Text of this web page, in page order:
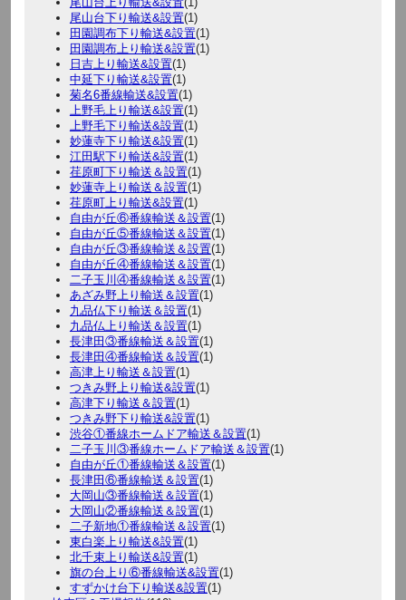
尾山台下り輸送&設置(1)
田園調布下り輸送&設置(1)
田園調布上り輸送&設置(1)
日吉上り輸送&設置(1)
中延下り輸送&設置(1)
菊名6番線輸送&設置(1)
上野毛上り輸送&設置(1)
上野毛下り輸送&設置(1)
妙蓮寺下り輸送&設置(1)
江田駅下り輸送&設置(1)
荏原町下り輸送＆設置(1)
妙蓮寺上り輸送＆設置(1)
荏原町上り輸送&設置(1)
自由が丘⑥番線輸送＆設置(1)
自由が丘⑤番線輸送＆設置(1)
自由が丘③番線輸送＆設置(1)
自由が丘④番線輸送＆設置(1)
二子玉川④番線輸送＆設置(1)
あざみ野上り輸送＆設置(1)
九品仏下り輸送＆設置(1)
九品仏上り輸送＆設置(1)
長津田③番線輸送＆設置(1)
長津田④番線輸送＆設置(1)
高津上り輸送＆設置(1)
つきみ野上り輸送&設置(1)
高津下り輸送＆設置(1)
つきみ野下り輸送&設置(1)
渋谷①番線ホームドア輸送＆設置(1)
二子玉川③番線ホームドア輸送＆設置(1)
自由が丘①番線輸送＆設置(1)
長津田⑥番線輸送＆設置(1)
大岡山③番線輸送＆設置(1)
大岡山②番線輸送＆設置(1)
二子新地①番線輸送＆設置(1)
東白楽上り輸送&設置(1)
北千束上り輸送&設置(1)
旗の台上り⑥番線輸送&設置(1)
すずかけ台下り輸送&設置(1)